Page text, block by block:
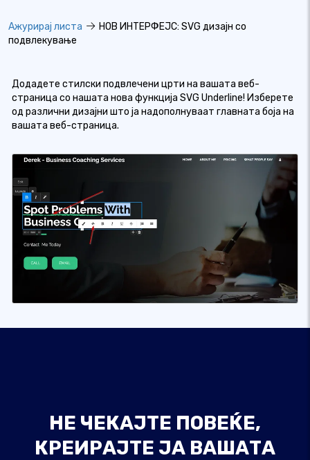
Ажурирај листа
НОВ ИНТЕРФЕЈС: SVG дизајн со
подвлекување
Додадете стилски подвлечени црти на вашата веб-
страница со нашата нова функција SVG Underline! Изберете
од различни дизајни што ја надополнуваат главната боја на
вашата веб-страница.
НЕ ЧЕКАЈТЕ ПОВЕЌЕ,
КРЕИРАЈТЕ ЈА ВАШАТА